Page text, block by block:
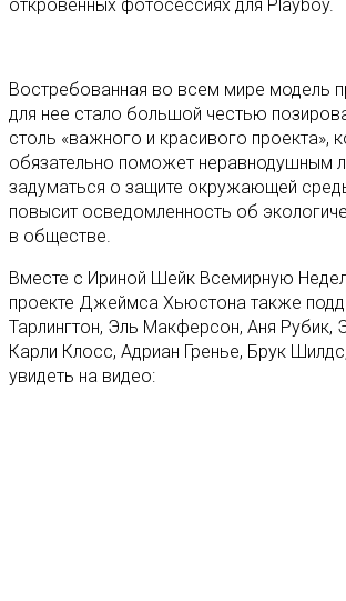
откровенных фотосессиях для Playboy.
Востребованная во всем мире модель
для нее стало большой честью
столь «важного и красивого проекта»,
обязательно поможет неравнодушным
задуматься о защите окружающей
повысит осведомленность об
в обществе.
Вместе с Ириной Шейк Всемирную
проекте Джеймса Хьюстона также
Тарлингтон, Эль Макферсон, Аня Рубик,
Карли Клосс, Адриан Гренье, Брук
увидеть на видео: